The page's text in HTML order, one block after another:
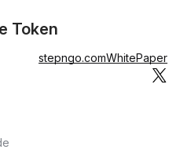
Token
stepngo.comWhitePaper